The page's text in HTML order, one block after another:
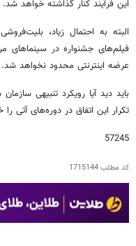
این فرآیند کنار گذاشته خواهد شد.
البته به احتمال زیاد،
فیلم‌های جشنواره در سینماهای
عرضه اینترنتی محدود نخواهد شد.
باید دید آیا رویکرد تنبیهی
تکرار این اتفاق در دوره‌های آتی
57245
کد مطلب1715144